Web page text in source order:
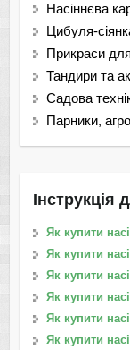
Насіннєва
Цибуля-
Прикраси
Тандири та
Садова
Парники,
Інструкція
Як купити
Як купити
Як купити
Як купити
Як купити
Як купити